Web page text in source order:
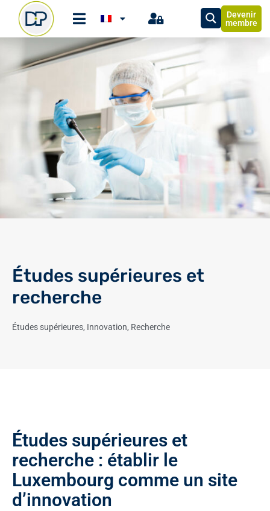
Devenir
membre
Études supérieures et
recherche
Études supérieures, Innovation, Recherche
Études supérieures et
recherche : établir le
Luxembourg comme un site
d’innovation